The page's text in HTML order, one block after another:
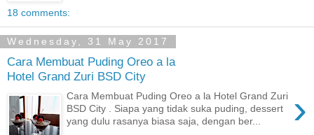
18 comments:
Wednesday, 31 May 2017
Cara Membuat Puding Oreo a la
Hotel Grand Zuri BSD City
›
Cara Membuat Puding Oreo a la Hotel Grand Zuri
BSD City . Siapa yang tidak suka puding, dessert
yang dulu rasanya biasa saja, dengan ber...